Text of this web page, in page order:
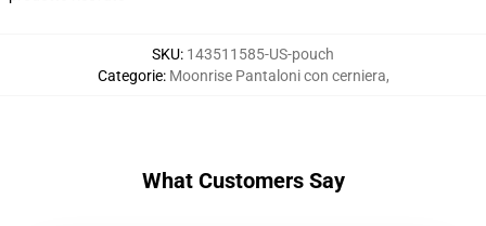
SKU: 143511585-US-pouch
Categorie: Moonrise Pantaloni con cerniera,
What Customers Say